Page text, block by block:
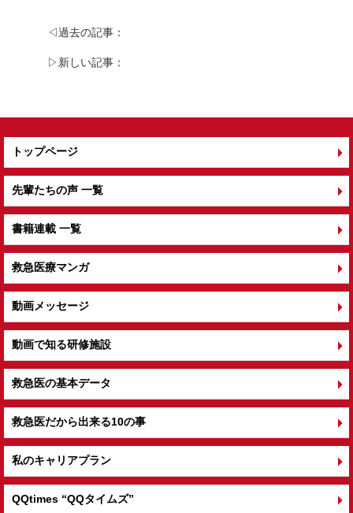
b
o
◁過去の記事：
▷新しい記事：
トップページ
先輩たちの声 一覧
書籍連載 一覧
救急医療マンガ
動画メッセージ
動画で知る研修施設
救急医の基本データ
救急医だから出来る10の事
私のキャリアプラン
QQtimes “QQタイムズ”